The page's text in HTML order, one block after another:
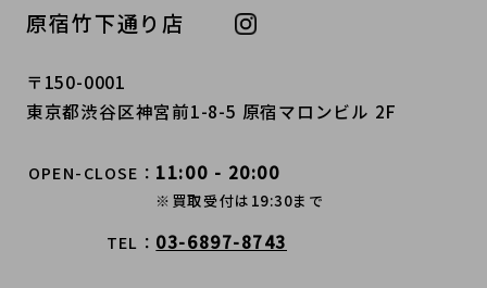
原宿竹下通り店
〒150-0001
東京都渋谷区神宮前1-8-5 原宿マロンビル 2F
OPEN-CLOSE 11:00 - 20:00
※買取受付は19:30まで
TEL 03-6897-8743